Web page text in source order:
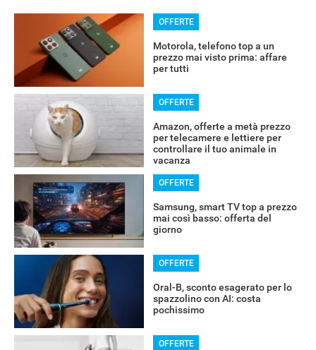
OFFERTE
Motorola, telefono top a un
prezzo mai visto prima: affare
per tutti
OFFERTE
Amazon, offerte a metà prezzo
per telecamere e lettiere per
controllare il tuo animale in
vacanza
OFFERTE
Samsung, smart TV top a prezzo
mai così basso: offerta del
giorno
OFFERTE
Oral-B, sconto esagerato per lo
spazzolino con AI: costa
pochissimo
OFFERTE